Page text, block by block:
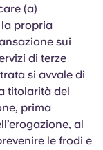
(a)
la propria
sui
di terze
si avvale di
titolarità del
prima
al
le frodi e